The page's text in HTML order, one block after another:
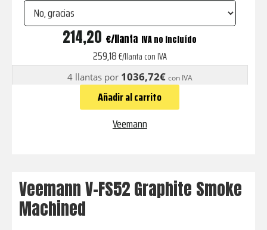
Graphite
Smoke
214,20 € IVA no incluído
259,18€/llanta con IVA
4 llantas por 1036,72€ con IVA
Añadir al carrito
Veemann
Veemann V-FS52 Graphite Smoke
Machined